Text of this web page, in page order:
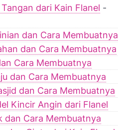
dari Kain Flanel -
dan Cara Membuatnya
dan Cara Membuatnya
Cara Membuatnya
dan Cara Membuatnya
dan Cara Membuatnya
Kincir Angin dari Flanel
dan Cara Membuatnya